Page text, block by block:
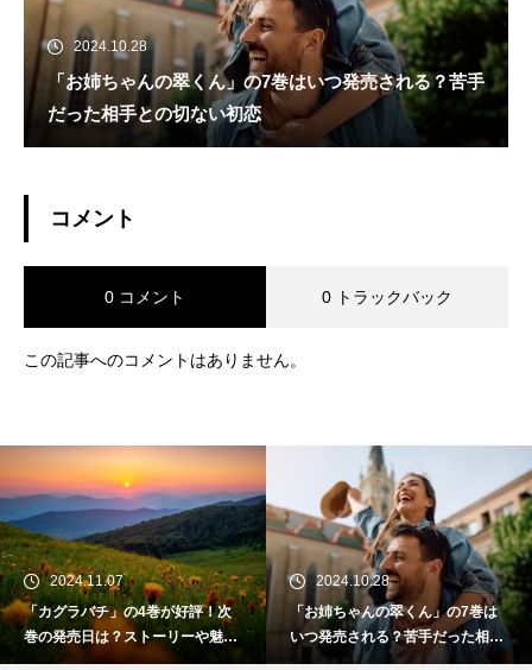
2024.10.28
「お姉ちゃんの翠くん」の7巻はいつ発売される？苦手
だった相手との切ない初恋
コメント
0 コメント 0 トラックバック
この記事へのコメントはありません。
2024.11.07
「カグラバチ」の4巻が好評！次
巻の発売日は？ストーリーや魅力
も紹介
2024.10.28
「お姉ちゃんの翠くん」の7巻は
いつ発売される？苦手だった相手
との切ない初恋